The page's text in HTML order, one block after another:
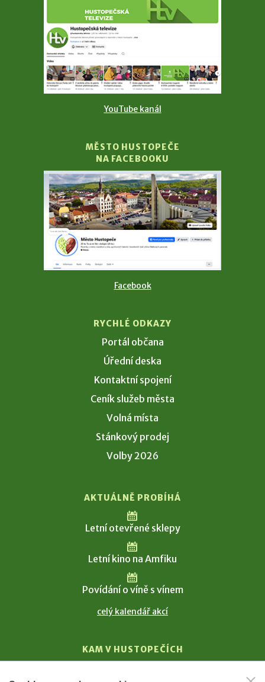
YouTube kanál
MĚSTO HUSTOPEČE
NA FACEBOOKU
Facebook
RYCHLÉ ODKAZY
Portál občana
Úřední deska
Kontaktní spojení
Ceník služeb města
Volná místa
Stánkový prodej
Volby 2026
AKTUÁLNĚ PROBÍHÁ
Letní otevřené sklepy
Letní kino na Amfiku
Povídání o víně s vínem
celý kalendář akcí
KAM V HUSTOPEČÍCH